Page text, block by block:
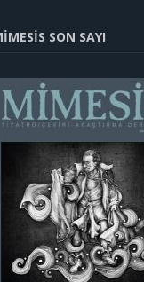
SON SAYI